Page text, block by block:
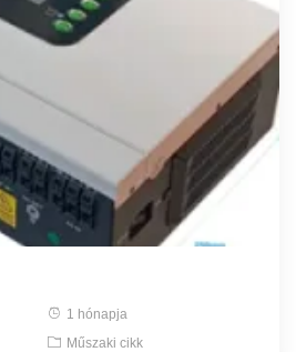
1 hónapja
Műszaki cikk